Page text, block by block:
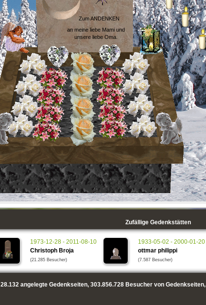
an meine liebe Mami und
unsere liebe Oma.
Zum ANDENKEN
Zufällige Gedenkstätten
1973-12-28 - 2011-08-10
Christoph Broja
(21.285 Besucher)
1933-05-02 - 2000-01-20
ottmar philippi
(7.587 Besucher)
28.132angelegte Gedenkseiten, 303.856.728Besucher von Gedenkseiten,